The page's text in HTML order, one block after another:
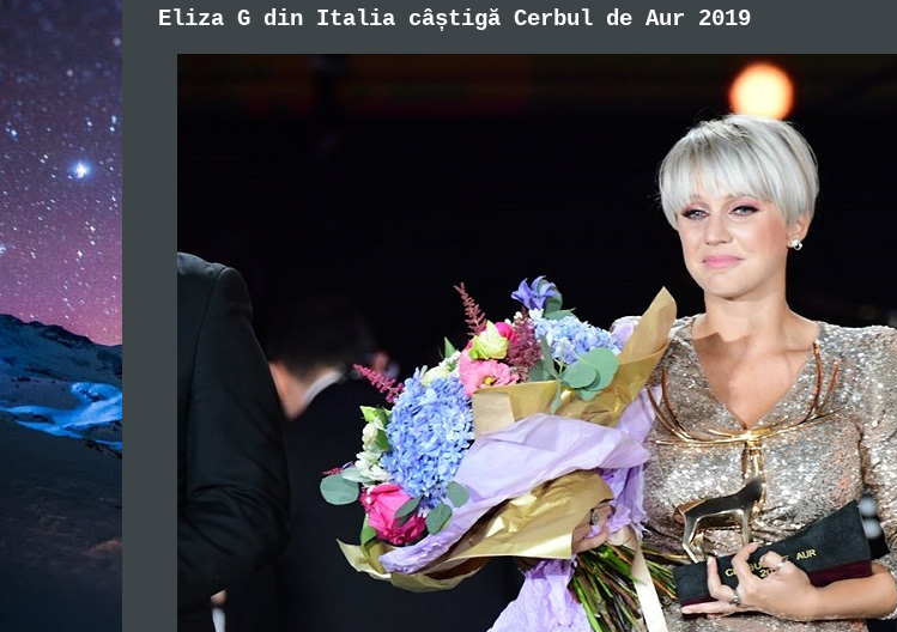
Eliza G din Italia câștigă Cerbul de Aur 2019